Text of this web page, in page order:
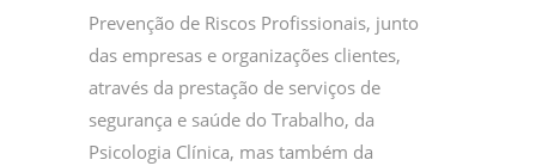
Prevenção de Riscos Profissionais, junto
das empresas e organizações clientes,
através da prestação de serviços de
segurança e saúde do Trabalho, da
Psicologia Clínica, mas também da